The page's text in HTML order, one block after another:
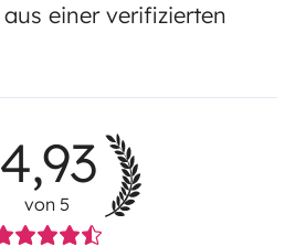
aus einer verifizierten
4,93
von 5